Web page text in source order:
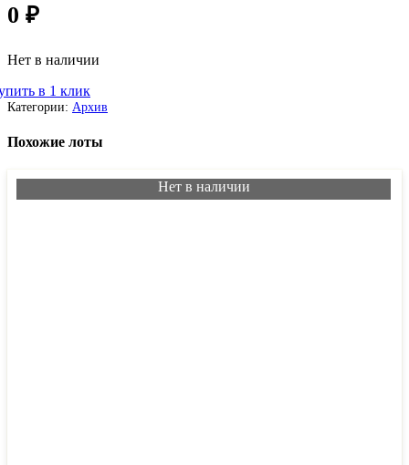
0 ₽
Нет в наличии
в 1 клик
Категории: Архив
Похожие лоты
Нет в наличии